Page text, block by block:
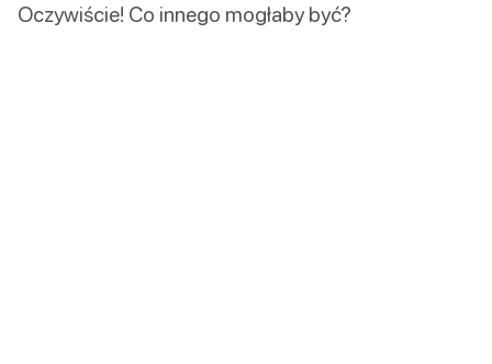
Oczywiście! Co innego mogłaby być?